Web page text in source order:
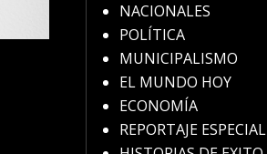
NACIONALES
POLÍTICA
MUNICIPALISMO
EL MUNDO HOY
ECONOMÍA
REPORTAJE ESPECIAL